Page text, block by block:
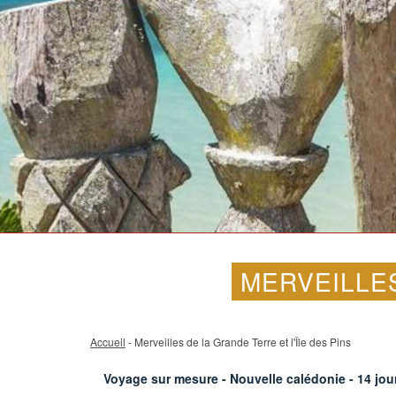
Accueil - Merveilles de la Grande Terre et l'Île des Pins
Voyage sur mesure - Nouvelle calédonie - 14